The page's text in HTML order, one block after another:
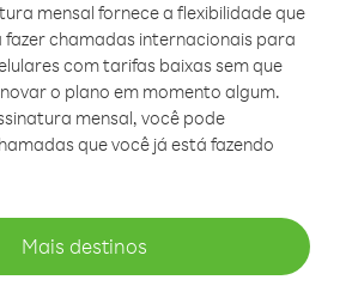
mensal fornece a flexibilidade que
chamadas internacionais para
com tarifas baixas sem que
o plano em momento algum.
mensal, você pode
que você já está fazendo
Mais destinos